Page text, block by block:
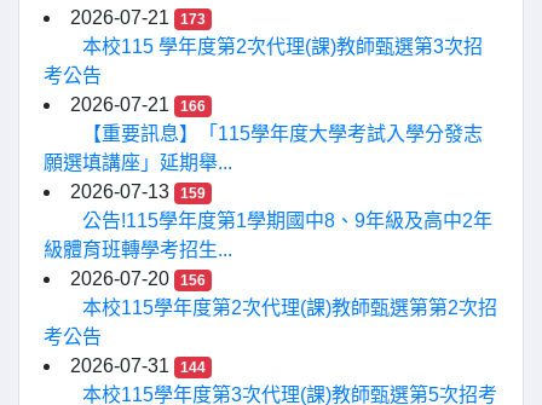
2026-07-21
173
本校115 學年度第2次代理(課)教師甄選第3次招
考公告
2026-07-21
166
【重要訊息】「115學年度大學考試入學分發志
願選填講座」延期舉...
2026-07-13
159
公告!115學年度第1學期國中8、9年級及高中2年
級體育班轉學考招生...
2026-07-20
156
本校115學年度第2次代理(課)教師甄選第第2次招
考公告
2026-07-31
144
本校115學年度第3次代理(課)教師甄選第5次招考